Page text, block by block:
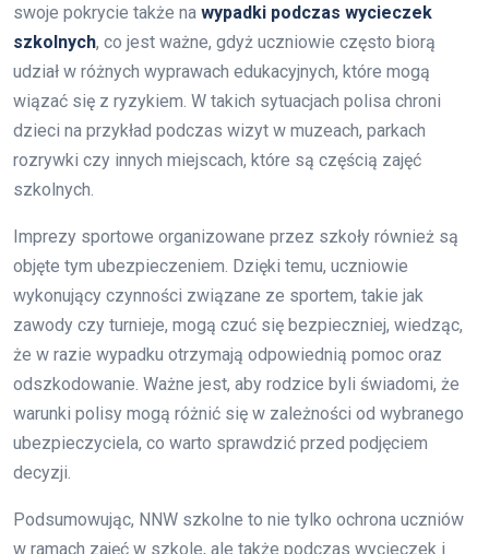
swoje pokrycie także na wypadki podczas wycieczek
szkolnych, co jest ważne, gdyż uczniowie często biorą
udział w różnych wyprawach edukacyjnych, które mogą
wiązać się z ryzykiem. W takich sytuacjach polisa chroni
dzieci na przykład podczas wizyt w muzeach, parkach
rozrywki czy innych miejscach, które są częścią zajęć
szkolnych.
Imprezy sportowe organizowane przez szkoły również są
objęte tym ubezpieczeniem. Dzięki temu, uczniowie
wykonujący czynności związane ze sportem, takie jak
zawody czy turnieje, mogą czuć się bezpieczniej, wiedząc,
że w razie wypadku otrzymają odpowiednią pomoc oraz
odszkodowanie. Ważne jest, aby rodzice byli świadomi, że
warunki polisy mogą różnić się w zależności od wybranego
ubezpieczyciela, co warto sprawdzić przed podjęciem
decyzji.
Podsumowując, NNW szkolne to nie tylko ochrona uczniów
w ramach zajęć w szkole, ale także podczas wycieczek i